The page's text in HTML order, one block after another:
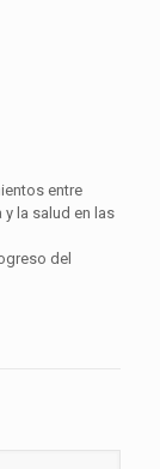
entre
la salud en las
del